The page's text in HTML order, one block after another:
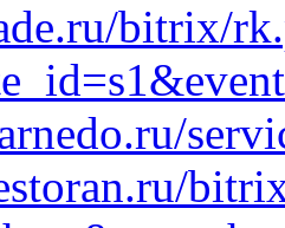
bitrix/